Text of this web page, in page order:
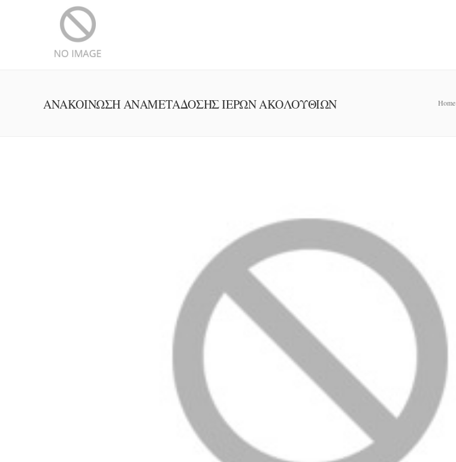
Home
ΑΝΑΚΟΙΝΩΣΗ ΑΝΑΜΕΤΑΔΟΣΗΣ ΙΕΡΩΝ ΑΚΟΛΟΥΘΙΩΝ